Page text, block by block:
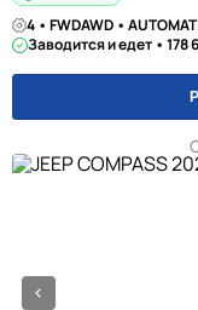
4 • FWDAWD •
Заводится и едет • 178